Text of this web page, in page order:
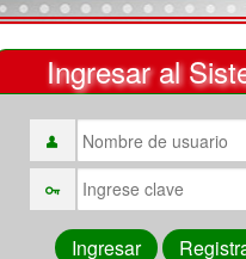
Ingresar al